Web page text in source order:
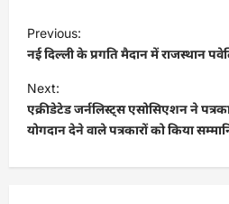
o
s
t
n
a
Previous:
नई दिल्ली के प्रगति मैदान में राजस्थान
Next:
एक्रीडेटेड जर्नलिस्ट्स एसोसिएशन ने
योगदान देने वाले पत्रकारों को किया